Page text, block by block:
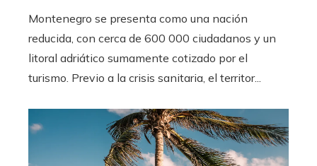
Montenegro se presenta como una nación
reducida, con cerca de 600 000 ciudadanos y un
litoral adriático sumamente cotizado por el
turismo. Previo a la crisis sanitaria, el territor...